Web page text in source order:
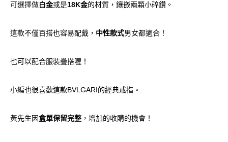
可選擇做白金或是18K金的材質，鑲嵌兩顆小碎鑽。
這款不僅百搭也容易配戴， 中性款式男女都適合！
也可以配合服裝疊搭喔！
小編也很喜歡這款BVLGARI的經典戒指。
黃先生因盒單保留完整 ，增加的收購的機會！